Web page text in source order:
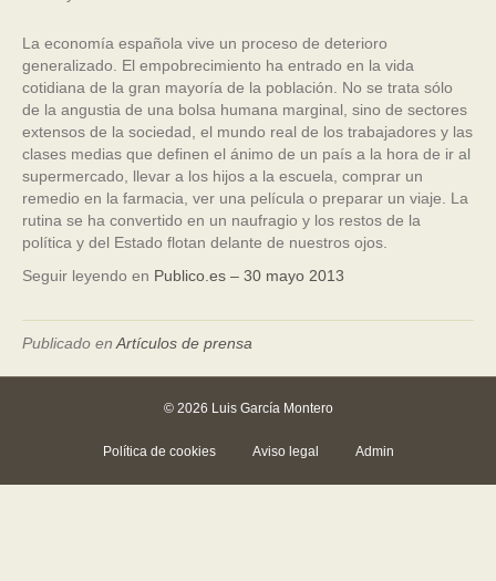
La economía española vive un proceso de deterioro
generalizado. El empobrecimiento ha entrado en la vida
cotidiana de la gran mayoría de la población. No se trata sólo
de la angustia de una bolsa humana marginal, sino de sectores
extensos de la sociedad, el mundo real de los trabajadores y las
clases medias que definen el ánimo de un país a la hora de ir al
supermercado, llevar a los hijos a la escuela, comprar un
remedio en la farmacia, ver una película o preparar un viaje. La
rutina se ha convertido en un naufragio y los restos de la
política y del Estado flotan delante de nuestros ojos.
Seguir leyendo en Publico.es – 30 mayo 2013
Publicado en Artículos de prensa
© 2026 Luis García Montero
Política de cookies Aviso legal Admin